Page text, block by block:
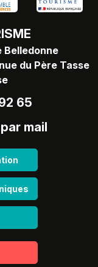
Belledonne
du Père Tasse
65
mail